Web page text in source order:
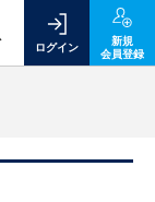
ログイン
新規
会員登録